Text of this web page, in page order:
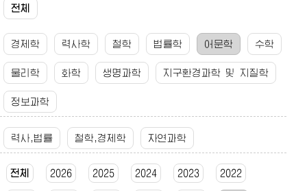
전체
경제학 력사학 철학 법률학 어문학 수학
물리학 화학 생명과학 지구환경과학 및 지질학
정보과학
력사,법률 철학,경제학 자연과학
전체 2026 2025 2024 2023 2022